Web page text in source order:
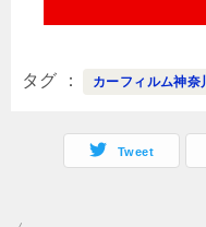
タグ カーフィルム神奈
Tweet